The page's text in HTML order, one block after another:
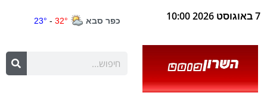
7 באוגוסט 2026 10:00